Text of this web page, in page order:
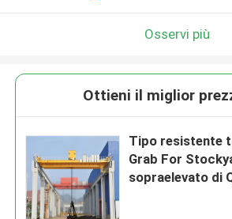
Osservi più
Ottieni il miglior
Tipo resistente
Grab For
sopraelevato di